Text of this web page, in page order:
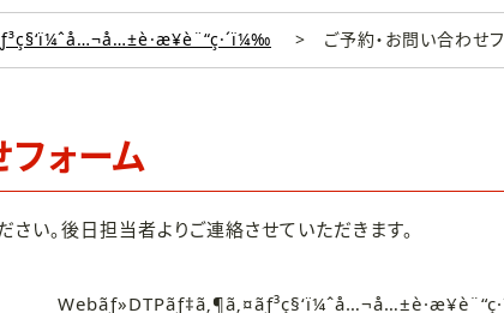
ご予約・お問い合わせ
ォーム
い。後日担当者よりご連絡させていただきます。